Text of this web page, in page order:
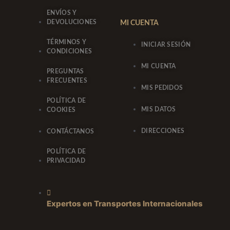
ENVÍOS Y
DEVOLUCIONES
TÉRMINOS Y
CONDICIONES
PREGUNTAS
FRECUENTES
POLÍTICA DE
COOKIES
CONTÁCTANOS
POLÍTICA DE
PRIVACIDAD
MI CUENTA
INICIAR SESIÓN
MI CUENTA
MIS PEDIDOS
MIS DATOS
DIRECCIONES
Expertos en Transportes Internacionales